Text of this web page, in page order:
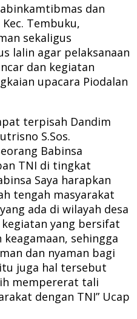
dan
Tembuku,
sekaligus
lalin agar pelaksanaan
dan kegiatan
upacara Piodalan
terpisah Dandim
S.Sos.
Babinsa
TNI di tingkat
Saya harapkan
tengah masyarakat
ada di wilayah desa
yang bersifat
sehingga
dan nyaman bagi
juga hal tersebut
mempererat tali
dengan TNI” Ucap